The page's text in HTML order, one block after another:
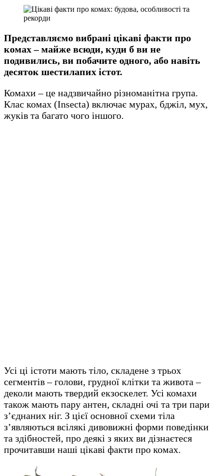
Представляємо вибрані цікаві факти про
комах – майже всюди, куди б ви не
подивились, ви побачите одного, або навіть
десяток шестилапих істот.
Комахи – це надзвичайно різноманітна група.
Клас комах (Insecta) включає мурах, бджіл, мух,
жуків та багато чого іншого.
Усі ці істоти мають тіло, складене з трьох
сегментів – голови, грудної клітки та живота –
деколи мають твердий екзоскелет. Усі комахи
також мають пару антен, складні очі та три пари
з’єднаних ніг. З цієї основної схеми тіла
з’являються всілякі дивовижні форми поведінки
та здібностей, про деякі з яких ви дізнаєтеся
прочитавши наші цікаві факти про комах.